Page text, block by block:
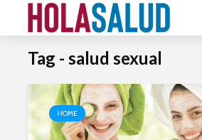
Tag - salud sexual
HOME